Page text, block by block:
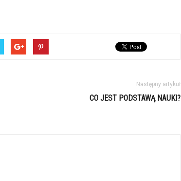
Następny artykuł
CO JEST PODSTAWĄ NAUKI?